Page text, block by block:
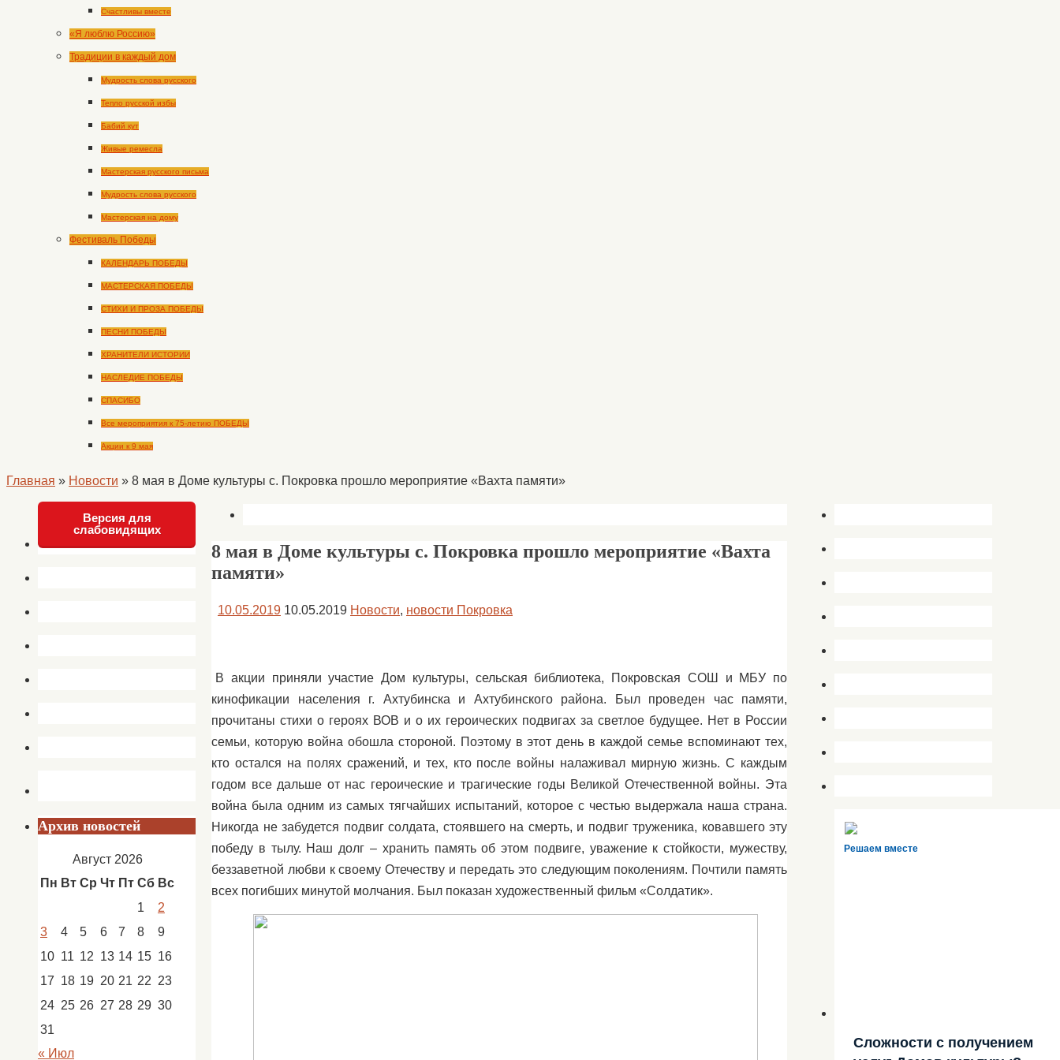
Счастливы вместе
«Я люблю Россию»
Традиции в каждый дом
Мудрость слова русского
Тепло русской избы
Бабий кут
Живые ремесла
Мастерская русского письма
Мудрость слова русского
Мастерская на дому
Фестиваль Победы
КАЛЕНДАРЬ ПОБЕДЫ
МАСТЕРСКАЯ ПОБЕДЫ
СТИХИ И ПРОЗА ПОБЕДЫ
ПЕСНИ ПОБЕДЫ
ХРАНИТЕЛИ ИСТОРИИ
НАСЛЕДИЕ ПОБЕДЫ
СПАСИБО
Все мероприятия к 75-летию ПОБЕДЫ
Акции к 9 мая
Главная » Новости » 8 мая в Доме культуры с. Покровка прошло мероприятие «Вахта памяти»
8 мая в Доме культуры с. Покровка прошло мероприятие «Вахта
памяти»
10.05.2019 10.05.2019 Новости, новости Покровка
В акции приняли участие Дом культуры, сельская библиотека, Покровская СОШ и МБУ по
кинофикации населения г. Ахтубинска и Ахтубинского района. Был проведен час памяти,
прочитаны стихи о героях ВОВ и о их героических подвигах за светлое будущее. Нет в России
семьи, которую война обошла стороной. Поэтому в этот день в каждой семье вспоминают тех,
кто остался на полях сражений, и тех, кто после войны налаживал мирную жизнь. С каждым
годом все дальше от нас героические и трагические годы Великой Отечественной войны. Эта
война была одним из самых тягчайших испытаний, которое с честью выдержала наша страна.
Никогда не забудется подвиг солдата, стоявшего на смерть, и подвиг труженика, ковавшего эту
победу в тылу. Наш долг – хранить память об этом подвиге, уважение к стойкости, мужеству,
беззаветной любви к своему Отечеству и передать это следующим поколениям. Почтили память
всех погибших минутой молчания. Был показан художественный фильм «Солдатик».
Версия для
слабовидящих
Архив новостей
Август 2026
Пн Вт Ср Чт Пт Сб Вс
1
2
3
4 5 6 7 8
9
10 11 12 13 14 15 16
17 18 19 20 21 22 23
24 25 26 27 28 29 30
31
« Июл
Решаем вместе
Сложности с получением